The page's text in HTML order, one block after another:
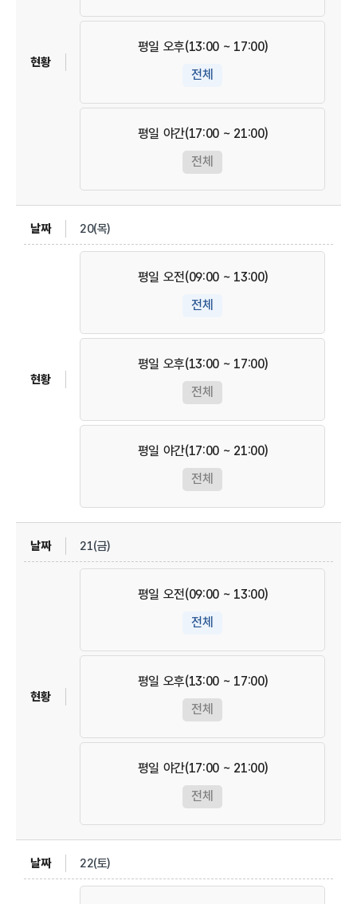
평일 오후(13:00 ~ 17:00)
전체
평일 야간(17:00 ~ 21:00)
전체
20(목)
평일 오전(09:00 ~ 13:00)
전체
평일 오후(13:00 ~ 17:00)
전체
평일 야간(17:00 ~ 21:00)
전체
21(금)
평일 오전(09:00 ~ 13:00)
전체
평일 오후(13:00 ~ 17:00)
전체
평일 야간(17:00 ~ 21:00)
전체
22(토)